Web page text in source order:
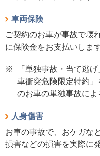
車両保険
ご契約のお車が事故で壊
に保険金をお支払いします
※
「単独事故・当て逃
車衝突危険限定特約
のお車の単独事故によ
人身傷害
お車の事故で、おケガな
損害などの損害を実際に